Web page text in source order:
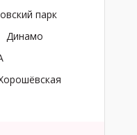
парк
Динамо